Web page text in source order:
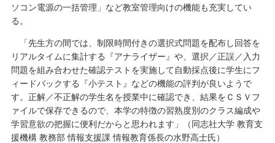
ソコン電源の一括管理」など教室管理向けの機能も充実してい
る。
「先生方の間では、制限時間付きの選択式問題を配布し回答を
リアルタイムに集計する『アナライザー』や、選択／正誤／入力
問題を組み合わせた確認テストを実施して自動採点後に学生にフ
ィードバックする『小テスト』などの機能の評判が良いようで
す。正解／不正解の学生名を授業中に確認でき、結果をＣＳＶフ
ァイルで保存できるので、本学の特徴の習熟度別のクラス編成や
学習意欲の把握に便利だからと思われます」（同志社大学 教育支
援機構 教務部 情報支援課 情報教育係長の水野高士氏）